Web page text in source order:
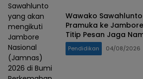
Sawahlunto
yang akan
mengikuti
Jambore
Nasional
(Jamnas)
2026 di Bumi
Wawako
Pramuka ke
Titip Pesan Jaga
Pendidikan 04/08/2026